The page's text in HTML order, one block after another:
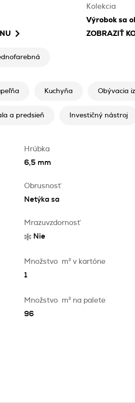
Kolekcia
Výrobok sa
ZOBRAZIŤ
Kuchyňa Obývacia
a predsieň Investičný nástroj
Hrúbka
6,5 mm
Obrusnosť
Netýka sa
Mrazuvzdornosť
Nie
Množstvo m2 v kartóne
1
Množstvo m2
na palete
96